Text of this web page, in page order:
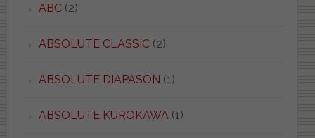
ABC(2)
ABSOLUTE CLASSIC(2)
ABSOLUTE DIAPASON (1)
ABSOLUTE KUROKAWA (1)